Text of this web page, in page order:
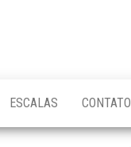
ESCALAS CONTATO